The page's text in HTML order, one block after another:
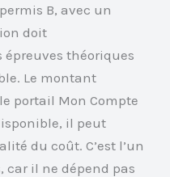
B, avec un
doit
théoriques
Le montant
portail Mon Compte
il peut
du coût. C’est l’un
car il ne dépend pas